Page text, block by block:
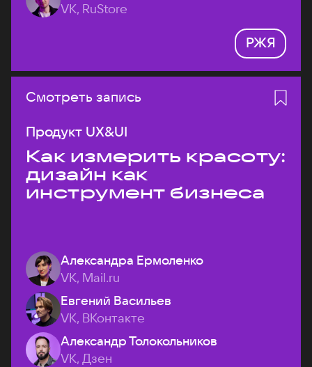
VK, RuStore
РЖЯ
Смотреть запись
Продукт UX&UI
Как измерить красоту:
дизайн как
инструмент бизнеса
Александра Ермоленко
VK, Mail.ru
Евгений Васильев
VK, ВКонтакте
Александр Толокольников
VK, Дзен